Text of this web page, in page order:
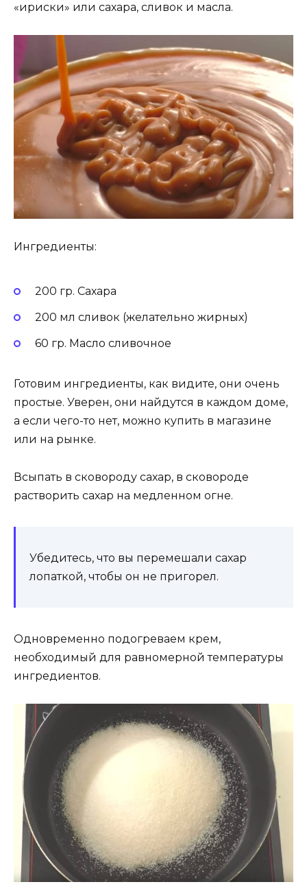
«ириски» или сахара, сливок и масла.
Ингредиенты:
200 гр. Сахара
200 мл сливок (желательно жирных)
60 гр. Масло сливочное
Готовим ингредиенты, как видите, они очень
простые. Уверен, они найдутся в каждом доме,
а если чего-то нет, можно купить в магазине
или на рынке.
Всыпать в сковороду сахар, в сковороде
растворить сахар на медленном огне.
Убедитесь, что вы перемешали сахар
лопаткой, чтобы он не пригорел.
Одновременно подогреваем крем,
необходимый для равномерной температуры
ингредиентов.